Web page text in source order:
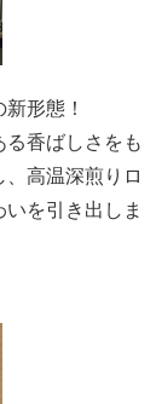
形態！
香ばしさをも
高温深煎りロ
を引き出しま